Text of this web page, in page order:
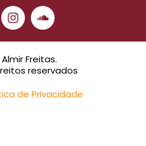
Freitas.
reservados
de Privacidade